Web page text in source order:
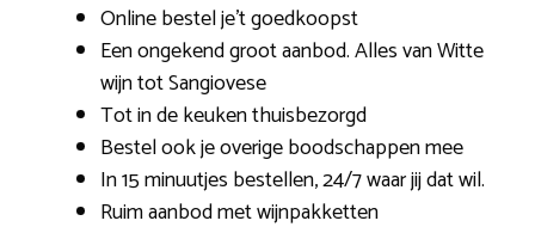
Online bestel je’t goedkoopst
Een ongekend groot aanbod. Alles van Witte
wijn tot Sangiovese
Tot in de keuken thuisbezorgd
Bestel ook je overige boodschappen mee
In 15 minuutjes bestellen, 24/7 waar jij dat wil.
Ruim aanbod met wijnpakketten